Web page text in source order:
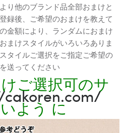
り他のブランド品全部おまけと
録後、ご希望のおまけを教えて
金額により、ランダムにおまけ
まけスタイルがいろいろありま
タイルご選択をご指定ご希望の
送ってください
ご選択可のサ
よう に